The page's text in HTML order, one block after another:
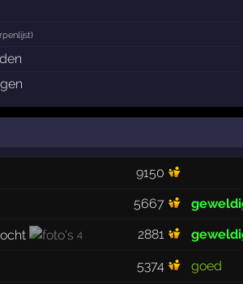
)
9150
5667
4 2881
5374 goed